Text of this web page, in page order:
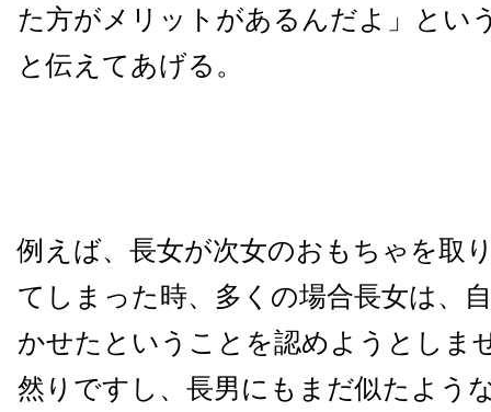
た方がメリットがあるんだよ」とい
と伝えてあげる。
例えば、長女が次女のおもちゃを取
てしまった時、多くの場合長女は、
かせたということを認めようとしま
然りですし、長男にもまだ似たよう